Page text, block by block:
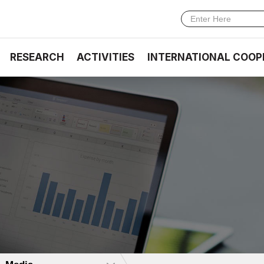
RESEARCH ACTIVITIES INTERNATIONAL